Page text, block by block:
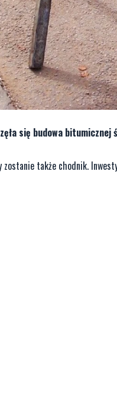
się budowa
zostanie także chodnik.